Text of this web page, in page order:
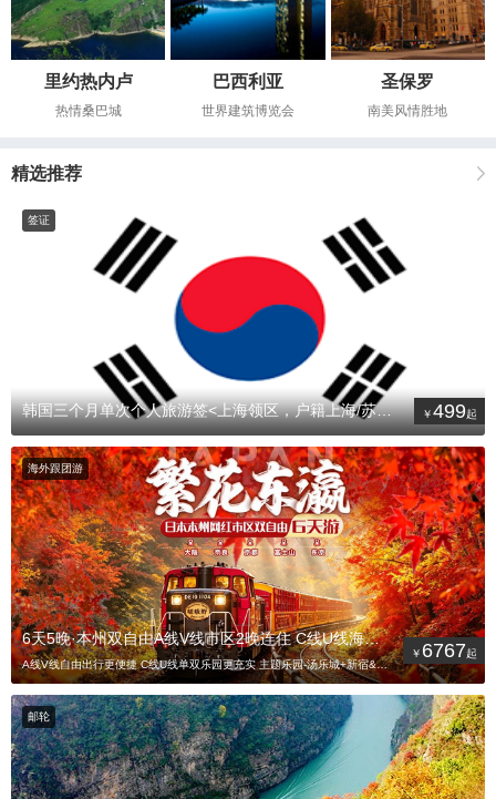
里约热内卢
热情桑巴城
巴西利亚
世界建筑博览会
圣保罗
南美风情胜地
精选推荐
签证
韩国三个月单次个人旅游签<上海领区，户籍上海/苏州/南京/杭州/宁
499
海外跟团游
6天5晚·本州双自由A线V线市区2晚连住 C线U线海陆空单双乐园
A线V线自由出行更便捷 C线U线单双乐园更充实 主题乐园-汤乐城+新宿&心斋桥 专业领队 赠送2
6767
邮轮